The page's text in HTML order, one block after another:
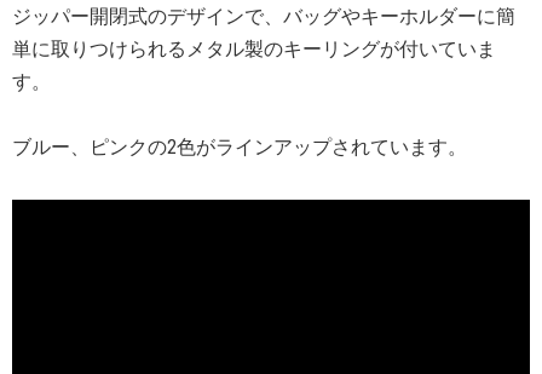
ジッパー開閉式のデザインで、バッグやキーホルダーに簡
単に取りつけられるメタル製のキーリングが付いていま
す。
ブルー、ピンクの2色がラインアップされています。